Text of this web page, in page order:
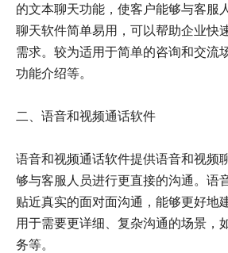
的文本聊天功能，使客户能够与客服
聊天软件简单易用，可以帮助企业快
需求。较为适用于简单的咨询和交流
功能介绍等。
二、语音和视频通话软件
语音和视频通话软件提供语音和视频
够与客服人员进行更直接的沟通。语
贴近真实的面对面沟通，能够更好地
用于需要更详细、复杂沟通的场景，
务等。